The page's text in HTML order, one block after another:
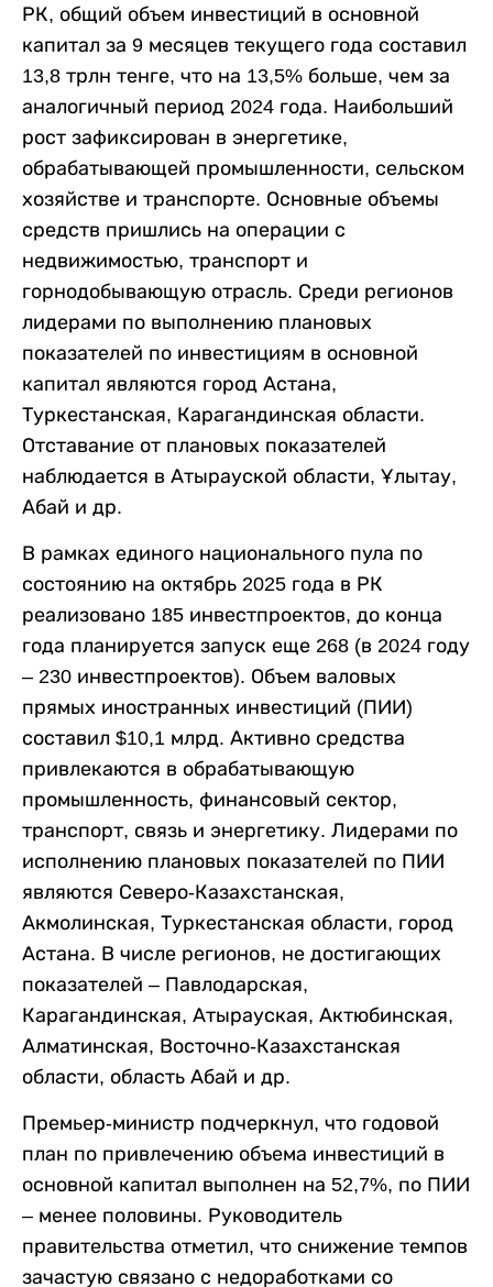
РК, общий объем инвестиций в основной
капитал за 9 месяцев текущего года составил
13,8 трлн тенге, что на 13,5% больше, чем за
аналогичный период 2024 года. Наибольший
рост зафиксирован в энергетике,
обрабатывающей промышленности, сельском
хозяйстве и транспорте. Основные объемы
средств пришлись на операции с
недвижимостью, транспорт и
горнодобывающую отрасль. Среди регионов
лидерами по выполнению плановых
показателей по инвестициям в основной
капитал являются город Астана,
Туркестанская, Карагандинская области.
Отставание от плановых показателей
наблюдается в Атырауской области, Ұлытау,
Абай и др.
В рамках единого национального пула по
состоянию на октябрь 2025 года в РК
реализовано 185 инвестпроектов, до конца
года планируется запуск еще 268 (в 2024 году
– 230 инвестпроектов). Объем валовых
прямых иностранных инвестиций (ПИИ)
составил $10,1 млрд. Активно средства
привлекаются в обрабатывающую
промышленность, финансовый сектор,
транспорт, связь и энергетику. Лидерами по
исполнению плановых показателей по ПИИ
являются Северо-Казахстанская,
Акмолинская, Туркестанская области, город
Астана. В числе регионов, не достигающих
показателей – Павлодарская,
Карагандинская, Атырауская, Актюбинская,
Алматинская, Восточно-Казахстанская
области, область Абай и др.
Премьер-министр подчеркнул, что годовой
план по привлечению объема инвестиций в
основной капитал выполнен на 52,7%, по ПИИ
– менее половины. Руководитель
правительства отметил, что снижение темпов
зачастую связано с недоработками со